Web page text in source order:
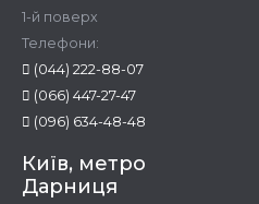
1-й поверх
Телефони:
(044) 222-88-07
(066) 447-27-47
(096) 634-48-48
Київ, метро
Дарниця